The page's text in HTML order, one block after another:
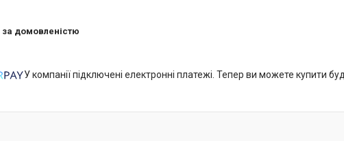
за домовленістю
У компанії підключені електронні платежі. Тепер ви можете купити